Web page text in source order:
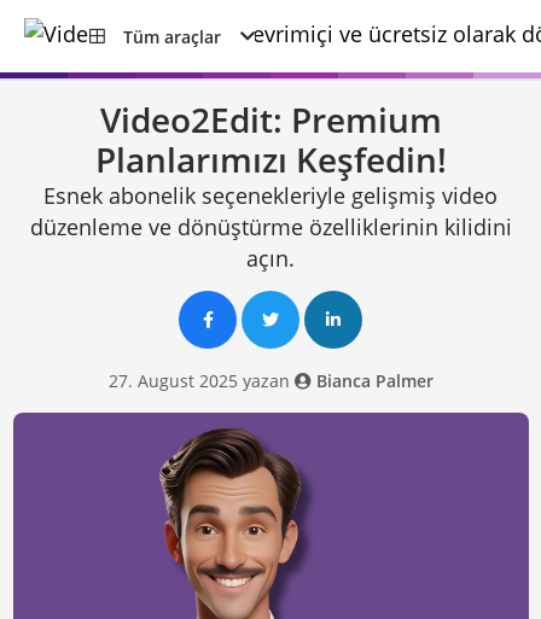
Tüm araçlar
Video2Edit: Premium
Planlarımızı Keşfedin!
Esnek abonelik seçenekleriyle gelişmiş video
düzenleme ve dönüştürme özelliklerinin kilidini
açın.
27. August 2025 yazan Bianca Palmer